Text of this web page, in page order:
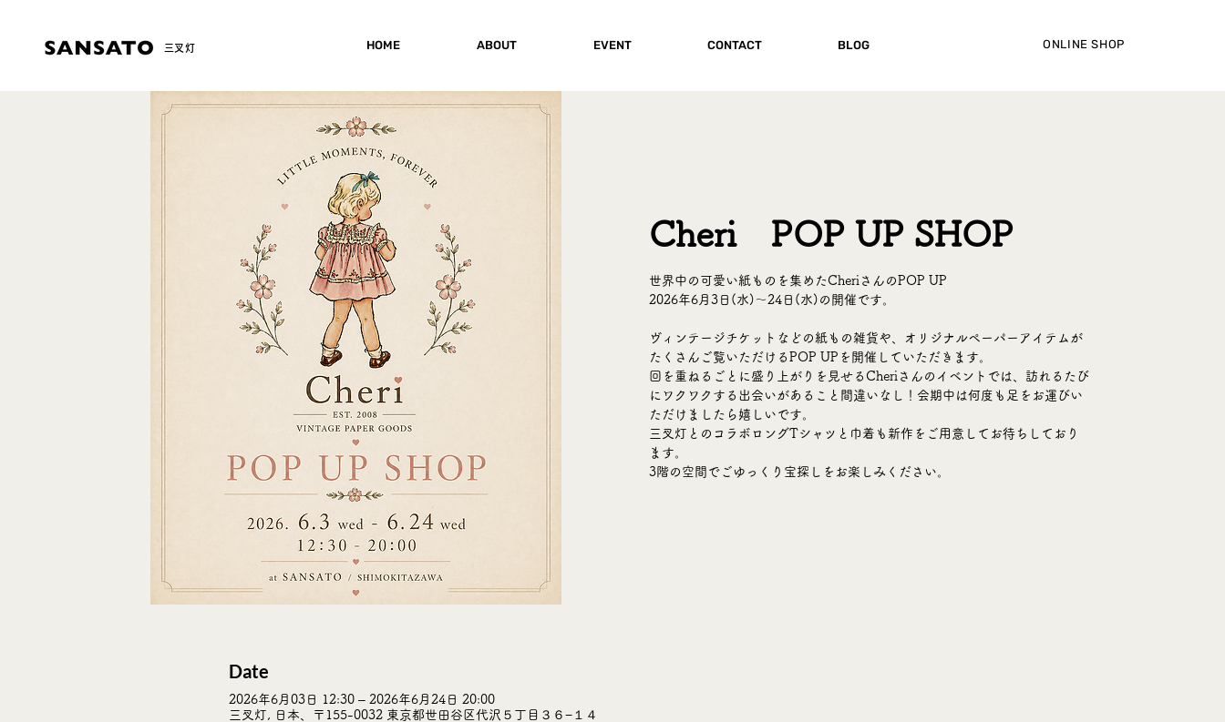
​三叉灯 HOME ABOUT EVENT CONTACT BLOG ONLINE SHOP
Cheri POP UP SHOP
世界中の可愛い紙ものを集めたCheriさんのPOP UP
2026年6月3日(水)〜24日(水)の開催です。
ヴィンテージチケットなどの紙もの雑貨や、オリジナルペーパーアイテムが
たくさんご覧いただけるPOP UPを開催していただきます。
回を重ねるごとに盛り上がりを見せるCheriさんのイベントでは、訪れるたび
にワクワクする出会いがあること間違いなし！会期中は何度も足をお運びい
ただけましたら嬉しいです。
三叉灯とのコラボロングTシャツと巾着も新作をご用意してお待ちしており
ます。
3階の空間でごゆっくり宝探しをお楽しみください。
Date
2026年6月03日 12:30 – 2026年6月24日 20:00
三叉灯, 日本、〒155-0032 東京都世田谷区代沢５丁目３６−１４